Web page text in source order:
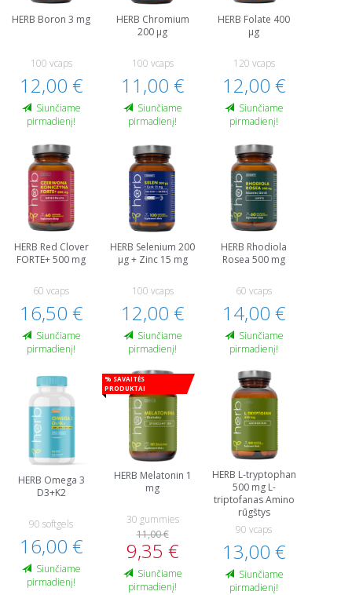
HERB Boron 3 mg
100 vcaps
12,00 €
Siunčiame
pirmadienį!
HERB Chromium
200 µg
100 vcaps
11,00 €
Siunčiame
pirmadienį!
HERB Folate 400
µg
120 vcaps
12,00 €
Siunčiame
pirmadienį!
HERB Red Clover
FORTE+ 500 mg
60 vcaps
16,50 €
Siunčiame
pirmadienį!
HERB Selenium 200
μg + Zinc 15 mg
100 vcaps
12,00 €
Siunčiame
pirmadienį!
HERB Rhodiola
Rosea 500 mg
60 vcaps
14,00 €
Siunčiame
pirmadienį!
HERB Omega 3
D3+K2
90 softgels
16,00 €
Siunčiame
pirmadienį!
% Savaitės
produktai
HERB Melatonin 1
mg
30 gummies
11,00 €
9,35 €
Siunčiame
pirmadienį!
HERB L-tryptophan
500 mg L-
triptofanas Amino
rūgštys
90 vcaps
13,00 €
Siunčiame
pirmadienį!